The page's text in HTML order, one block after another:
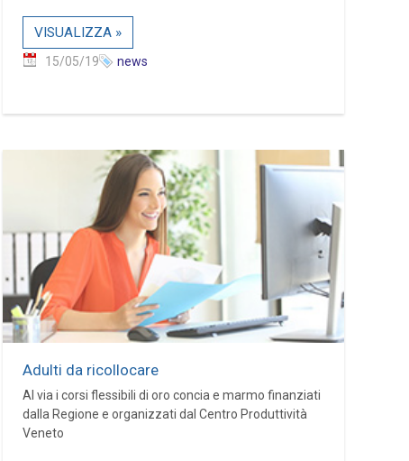
VISUALIZZA »
15/05/19 news
Adulti da ricollocare
Al via i corsi flessibili di oro concia e marmo finanziati
dalla Regione e organizzati dal Centro Produttività
Veneto